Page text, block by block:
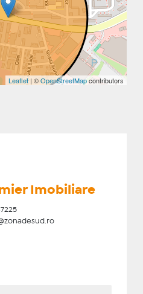
Leaflet| ©OpenStreetMapcontributors
Imobiliare